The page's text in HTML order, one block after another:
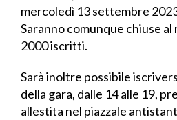
mercoledì 13 settembre
Saranno comunque chiuse
2000 iscritti.
Sarà inoltre possibile
della gara, dalle 14 alle 19,
allestita nel piazzale